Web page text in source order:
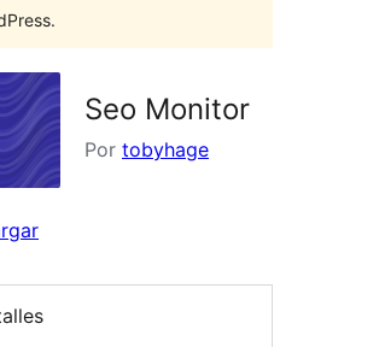
Seo Monitor
Por tobyhage